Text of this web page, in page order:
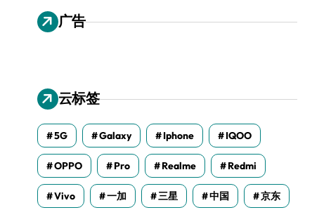
广告
云标签
5G Galaxy Iphone IQOO
OPPO Pro Realme Redmi
Vivo 一加 三星 中国 京东